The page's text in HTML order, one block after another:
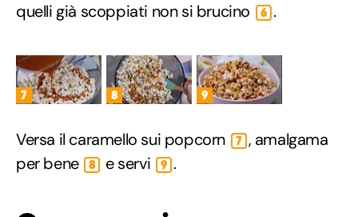
quelli già scoppiati non si brucino
6 .
7 8 9
Versa il caramello sui popcorn 7 , amalgama
per bene
8 e servi 9 .